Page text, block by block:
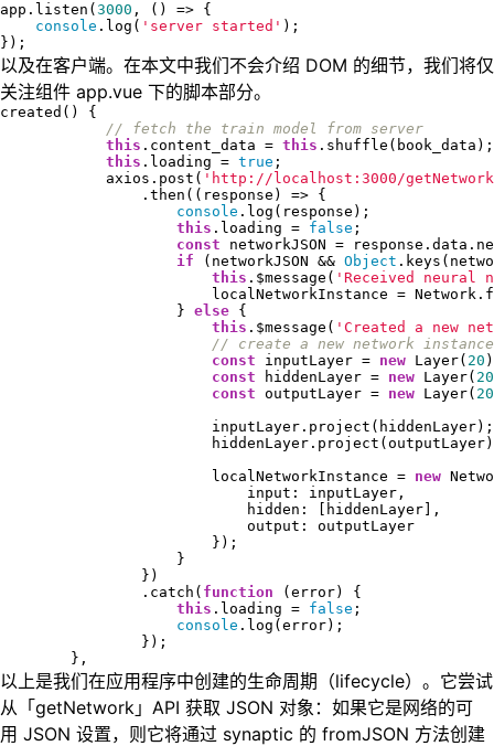
app.listen( 3000 , () => {
console .log( 'server started' );
});
以及在客户端。在本文中我们不会介绍 DOM 的细节，我们将仅
关注组件 app.vue 下的脚本部分。
created() {
// fetch the train model from server
this .content_data = this .shuffle(book_data);
this .loading = true ;
            axios.post(
'http://localhost:3000/
                .then((response) => {
console .log(response);
this .loading = false ;
const networkJSON =
if (networkJSON && Object
this .$message( 'Received neural
localNetworkInstance =
                    }
else {
this .$message( 'Created a new
// create a new network instance
const inputLayer = new Layer( 20
const hiddenLayer = new Layer( 20
const outputLayer = new Layer( 20
                        inputLayer.project(hiddenLayer);
                        localNetworkInstance =
new
                            input: inputLayer,
                            hidden: [hiddenLayer],
                            output: outputLayer
                        });
                    }
                })
                .catch(
function ( error) {
this .loading = false ;
console .log(error);
                });
        },
以上是我们在应用程序中创建的生命周期（lifecycle）。它尝试
从「getNetwork」API 获取 JSON 对象：如果它是网络的可
用 JSON 设置，则它将通过 synaptic 的 fromJSON 方法创建